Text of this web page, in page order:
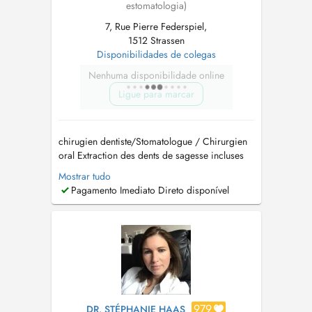
estomatologia)
7, Rue Pierre Federspiel,
1512 Strassen
Disponibilidades de colegas
Nenhuma disponibilidade online
Ligue para marcar
chirugien dentiste/Stomatologue / Chirurgien
oral Extraction des dents de sagesse incluses
Implantologie et greffes osseuses (Sinus lift)
Traitement des troubles de larticulation
temporo-mandibulaire (ATM) Pathologies
Prise en charge d...
Mostrar tudo
Pagamento Imediato Direto disponível
DR. STÉPHANIE HAAS